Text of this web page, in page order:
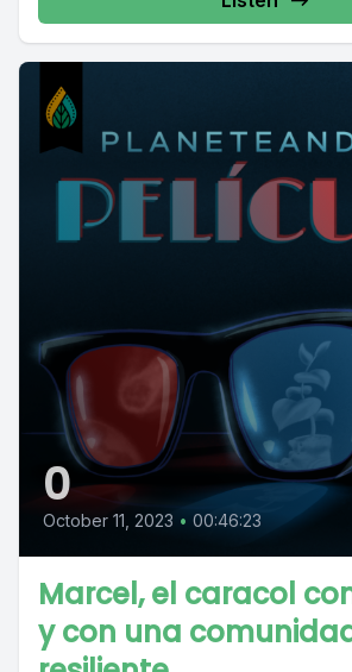
0
October 11, 2023 • 00:46:23
Marcel, el caracol
y con una